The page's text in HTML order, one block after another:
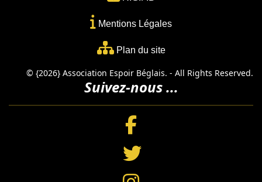
Mentions Légales
Plan du site
© {2026} Association Espoir Béglais. - All Rights Reserved.
Suivez-nous ...